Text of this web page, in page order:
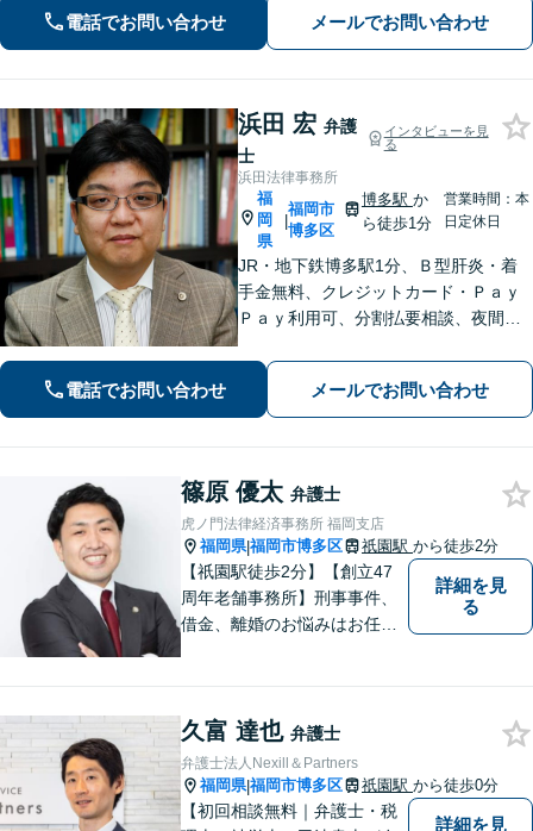
対応可能：通訳を介さず英語で直接サ
ポート】
電話でお問い合わせ メールでお問い合わせ
浜田 宏 弁護
士
インタビューを見
る
浜田法律事務所
福
岡
県
|
福岡市
博多区
博多駅 か
ら徒歩1分
営業時間：本
日定休日
JR・地下鉄博多駅1分、Ｂ型肝炎・着
手金無料、クレジットカード・Ｐａｙ
Ｐａｙ利用可、分割払要相談、夜間・
1年。インターネット問題、医療、離
婚、相続、後見、交通事故、借金、労
働、民事全般取扱い
電話でお問い合わせ メールでお問い合わせ
篠原 優太 弁護士
虎ノ門法律経済事務所 福岡支店
福岡県|福岡市博多区 祇園駅 から徒歩2分
【祇園駅徒歩2分】【創立47
周年老舗事務所】刑事事件、
借金、離婚のお悩みはお任せ
熱を持って、難しい案件も諦
めずに解決を目指します。
【他士業連携】
詳細を見
る
久富 達也 弁護士
弁護士法人Nexill＆Partners
福岡県|福岡市博多区 祇園駅 から徒歩0分
【初回相談無料｜弁護士・税
詳細を見